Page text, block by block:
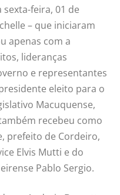
sexta-feira, 01 de
– que iniciaram
apenas com a
lideranças
e representantes
eleito para o
Macuquense,
recebeu como
prefeito de Cordeiro,
Elvis Mutti e do
Pablo Sergio.